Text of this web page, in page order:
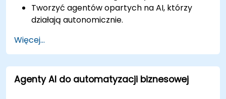
Tworzyć agentów opartych na AI, którzy
działają autonomicznie.
adaptacyjnego zachowania AI.
Optymalizować współpracę i rywalizację
między agentami.
Stosować Agentic AI w robotyce, grach i
Więcej...
Agenty AI do automatyzacji biznesowej